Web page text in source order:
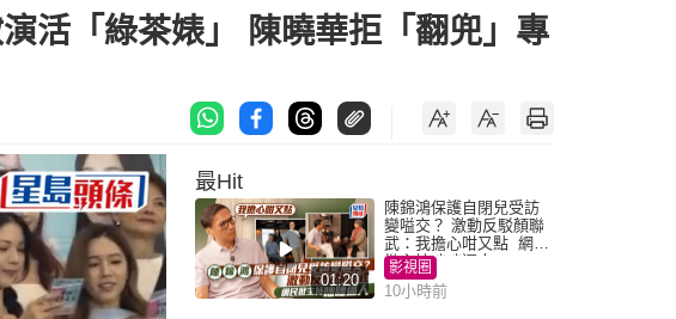
活「綠茶婊」 陳曉華拒「翻兜」專
最Hit
01:20
陳錦鴻保護自閉兒受訪
變嗌交？ 激動反駁顏聯
武：我擔心咁又點 網民
批主持咄咄逼人
影視圈
10小時前